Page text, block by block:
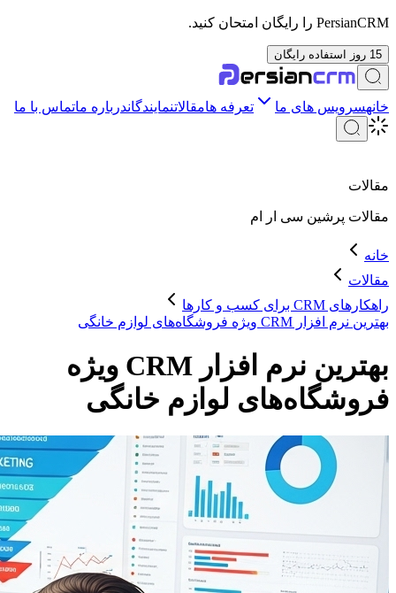
PersianCRM را رایگان امتحان کنید.
15 روز استفاده رایگان
خانهسرویس های ما تعرفه هامقالاتنمایندگاندرباره ماتماس با ما
مقالات
مقالات پرشین سی ار ام
خانه
مقالات
راهکارهای CRM برای کسب و کارها
بهترین نرم افزار CRM ویژه فروشگاه‌های لوازم خانگی
بهترین نرم افزار CRM ویژه
فروشگاه‌های لوازم خانگی